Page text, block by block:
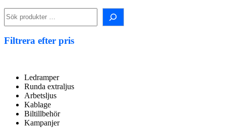
Filtrera efter pris
Ledramper
Runda extraljus
Arbetsljus
Kablage
Biltillbehör
Kampanjer